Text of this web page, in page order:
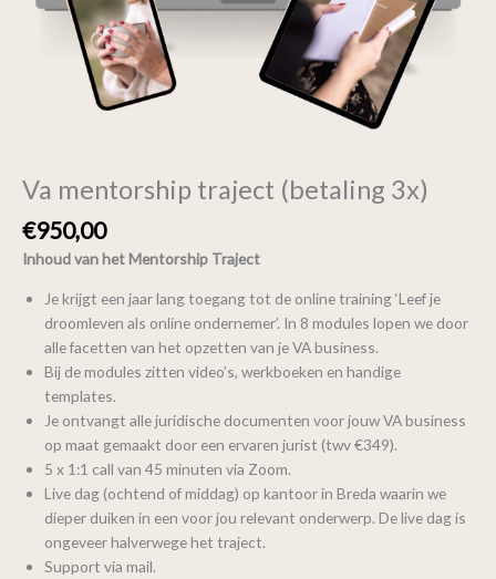
Va mentorship traject (betaling 3x)
€950,00
Inhoud van het Mentorship Traject
Je krijgt een jaar lang toegang tot de online training ‘Leef je
droomleven als online ondernemer’. In 8 modules lopen we door
alle facetten van het opzetten van je VA business.
Bij de modules zitten video’s, werkboeken en handige
templates.
Je ontvangt alle juridische documenten voor jouw VA business
op maat gemaakt door een ervaren jurist (twv €349).
5 x 1:1 call van 45 minuten via Zoom.
Live dag (ochtend of middag) op kantoor in Breda waarin we
dieper duiken in een voor jou relevant onderwerp. De live dag is
ongeveer halverwege het traject.
Support via mail.